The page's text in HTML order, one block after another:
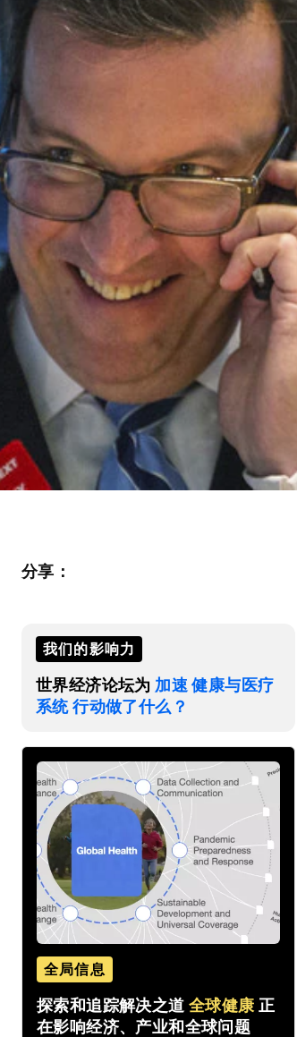
分享：
我们的影响力
世界经济论坛为 加速 健康与医疗
系统 行动做了什么？
全局信息
探索和追踪解决之道 全球健康 正
在影响经济、产业和全球问题